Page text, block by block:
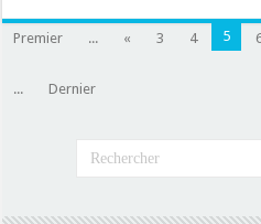
Premier ... « 3 4 5
...
Dernier